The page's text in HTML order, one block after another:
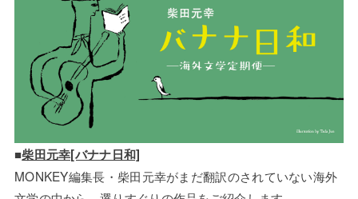
■柴田元幸[バナナ日和]
MONKEY編集長・柴田元幸がまだ翻訳のされていない海外